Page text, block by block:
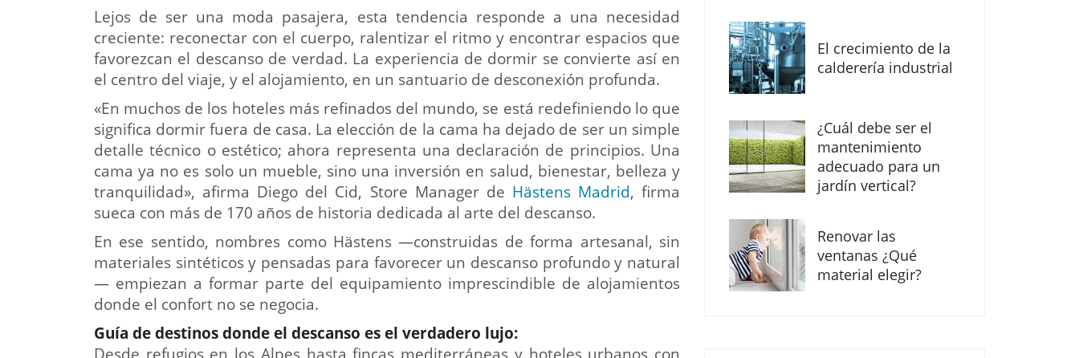
Lejos de ser una moda pasajera, esta tendencia responde a una necesidad
creciente: reconectar con el cuerpo, ralentizar el ritmo y encontrar espacios que
favorezcan el descanso de verdad. La experiencia de dormir se convierte así en
el centro del viaje, y el alojamiento, en un santuario de desconexión profunda.
«En muchos de los hoteles más refinados del mundo, se está redefiniendo lo que
significa dormir fuera de casa. La elección de la cama ha dejado de ser un simple
detalle técnico o estético; ahora representa una declaración de principios. Una
cama ya no es solo un mueble, sino una inversión en salud, bienestar, belleza y
tranquilidad», afirma Diego del Cid, Store Manager de Hästens Madrid, firma
sueca con más de 170 años de historia dedicada al arte del descanso.
En ese sentido, nombres como Hästens —construidas de forma artesanal, sin
materiales sintéticos y pensadas para favorecer un descanso profundo y natural
— empiezan a formar parte del equipamiento imprescindible de alojamientos
donde el confort no se negocia.
Guía de destinos donde el descanso es el verdadero lujo:
El crecimiento de la
calderería industrial
¿Cuál debe ser el
mantenimiento
adecuado para un
jardín vertical?
Renovar las
ventanas ¿Qué
material elegir?